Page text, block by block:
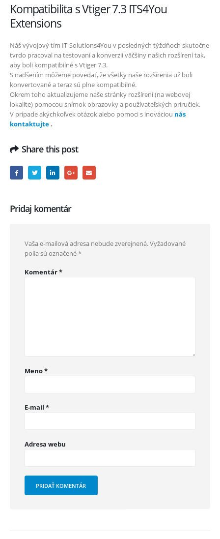
Kompatibilita s Vtiger 7.3 ITS4You
Extensions
Náš vývojový tím IT-Solutions4You v posledných týždňoch skutočne
tvrdo pracoval na testovaní a konverzii väčšiny našich rozšírení tak,
aby boli kompatibilné s Vtiger 7.3.
S nadšením môžeme povedať, že všetky naše rozšírenia už boli
konvertované a teraz sú plne kompatibilné.
Okrem toho aktualizujeme naše stránky rozšírení (na webovej
lokalite) pomocou snímok obrazovky a používateľských príručiek.
V prípade akýchkoľvek otázok alebo pomoci s inováciou nás
kontaktujte .
Share this post
Pridaj komentár
Vaša e-mailová adresa nebude zverejnená.Vyžadované
polia sú označené*
Komentár*
Meno*
E-mail *
Adresa webu